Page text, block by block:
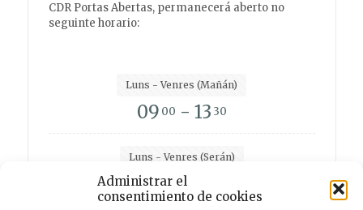
Administrar el
consentimiento de cookies
CDR Portas Abertas, permanecerá aberto no
seguinte horario:
Luns - Venres (Mañán)
09 00 - 13 30
Luns - Venres (Serán)
1500- 19